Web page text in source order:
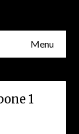
Menu
1